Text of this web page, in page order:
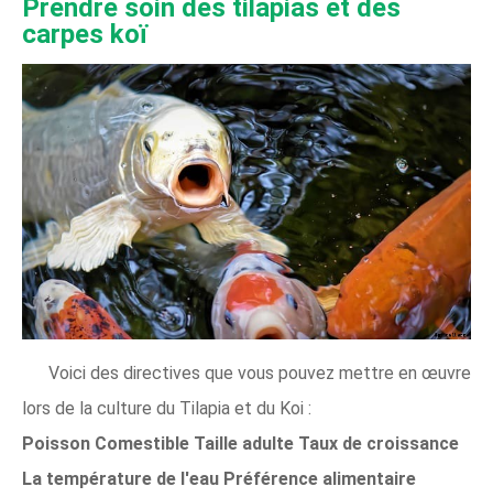
Prendre soin des tilapias et des
carpes koï
Voici des directives que vous pouvez mettre en œuvre
lors de la culture du Tilapia et du Koi :
Poisson Comestible Taille adulte Taux de croissance
La température de l'eau Préférence alimentaire